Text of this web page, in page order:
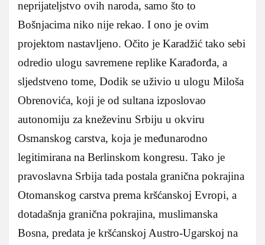
neprijateljstvo ovih naroda, samo što to
Bošnjacima niko nije rekao. I ono je ovim
projektom nastavljeno. Očito je Karadžić tako sebi
odredio ulogu savremene replike Karađorđa, a
sljedstveno tome, Dodik se uživio u ulogu Miloša
Obrenovića, koji je od sultana izposlovao
autonomiju za kneževinu Srbiju u okviru
Osmanskog carstva, koja je međunarodno
legitimirana na Berlinskom kongresu. Tako je
pravoslavna Srbija tada postala granična pokrajina
Otomanskog carstva prema kršćanskoj Evropi, a
dotadašnja granična pokrajina, muslimanska
Bosna, predata je kršćanskoj Austro-Ugarskoj na